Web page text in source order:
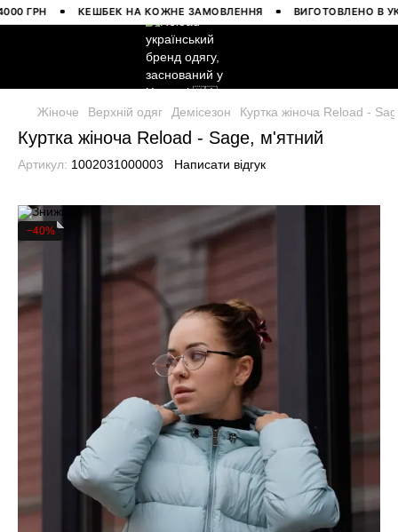
КЕШБЕК НА КОЖНЕ ЗАМОВЛЕННЯ ВИГОТОВЛЕНО В
Жіноче Верхній одяг Демісезон Куртка жіноча Reload -
Куртка жіноча Reload - Sage, м'ятний
Артикул: 1002031000003 Написати відгук
−40%